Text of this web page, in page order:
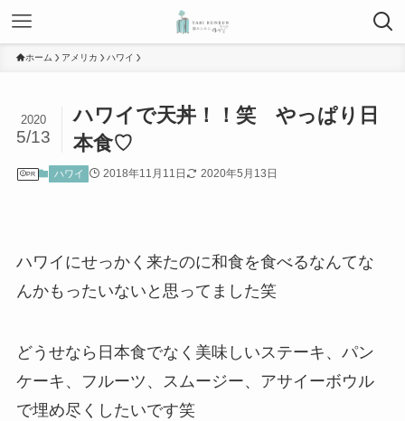
ホーム アメリカ ハワイ
ハワイで天丼！！笑 やっぱり日
本食♡
2020
5/13
PR ハワイ 2018年11月11日 2020年5月13日
ハワイにせっかく来たのに和食を食べるなんてな
んかもったいないと思ってました笑
どうせなら日本食でなく美味しいステーキ、パン
ケーキ、フルーツ、スムージー、アサイーボウル
で埋め尽くしたいです笑